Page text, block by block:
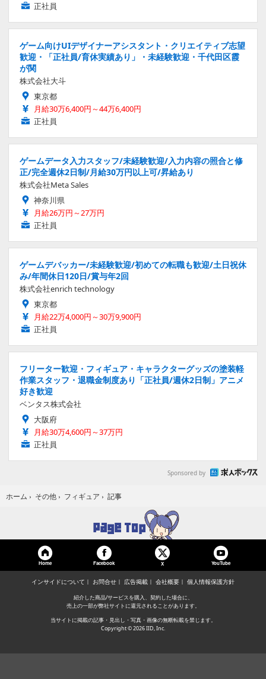
正社員
ゲーム向けUIデザイナーアシスタント・クリエイティブ志望
歓迎・「正社員/育休実績あり」・未経験歓迎・千代田区霞
が関
株式会社大斗
東京都
月給30万6,400円～44万6,400円
正社員
ゲームデータ入力スタッフ/未経験歓迎/入力内容の照合と修
正/完全週休2日制/月給30万円以上可/昇給あり
株式会社Meta Sales
神奈川県
月給26万円～27万円
正社員
ゲームデバッカー/未経験歓迎/初めての転職も歓迎/土日祝休
み/年間休日120日/賞与年2回
株式会社enrich technology
東京都
月給22万4,000円～30万9,900円
正社員
フリーター歓迎・フィギュア・キャラクターグッズの塗装軽
作業スタッフ・退職金制度あり「正社員/週休2日制」アニメ
好き歓迎
ベンタス株式会社
大阪府
月給30万4,600円～37万円
正社員
Sponsored by
ホーム › その他 › フィギュア › 記事
Home Facebook X YouTube
インサイドについて お問合せ 広告掲載 会社概要 個人情報保護方針
紹介した商品/サービスを購入、契約した場合に、
売上の一部が弊社サイトに還元されることがあります。
当サイトに掲載の記事・見出し・写真・画像の無断転載を禁じます。
Copyright © 2026 IID, Inc.